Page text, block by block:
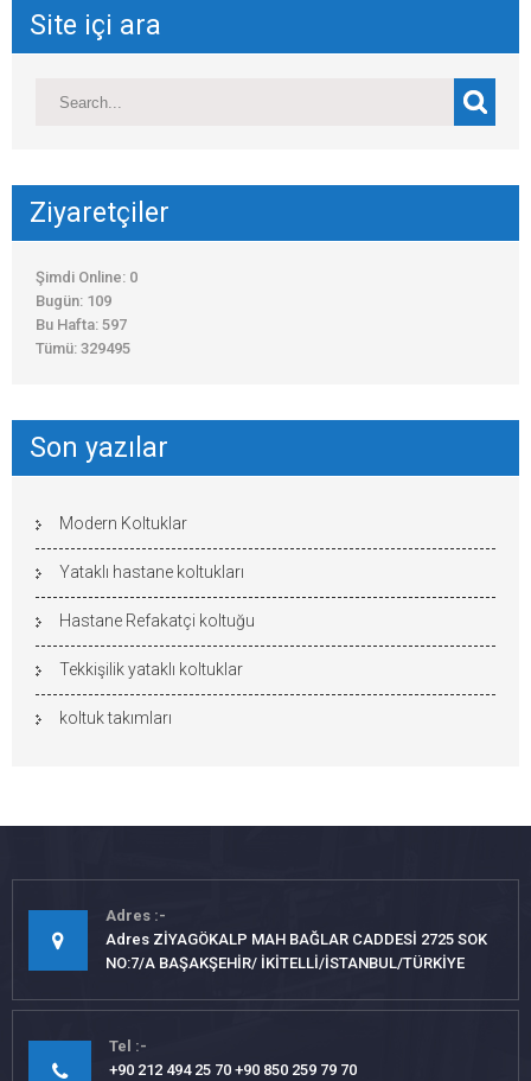
Site içi ara
Ziyaretçiler
Şimdi Online: 0
Bugün: 109
Bu Hafta: 597
Tümü: 329495
Son yazılar
Modern Koltuklar
Yataklı hastane koltukları
Hastane Refakatçi koltuğu
Tekkişilik yataklı koltuklar
koltuk takımları
Adres
Adres ZİYAGÖKALP MAH BAĞLAR CADDESİ 2725 SOK
NO:7/A BAŞAKŞEHİR/ İKİTELLİ/İSTANBUL/TÜRKİYE
Tel
+90 212 494 25 70 +90 850 259 79 70